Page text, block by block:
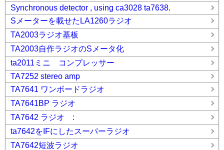
Synchronous detector , using ca3028 ta7638.
Sメーターを載せたLA1260ラジオ
TA2003ラジオ基板
TA2003自作ラジオのSメータ化
ta2011ミニ コンプレッサー
TA7252 stereo amp
TA7641 ワンボードラジオ
TA7641BP ラジオ
TA7642 ラジオ :
ta7642をIFにしたスーパーラジオ
TA7642短波ラジオ